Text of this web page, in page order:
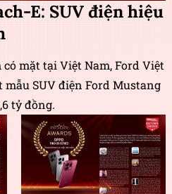
E: SUV điện hiệu
mặt tại Việt Nam, Ford Việt
SUV điện Ford Mustang
tỷ đồng.